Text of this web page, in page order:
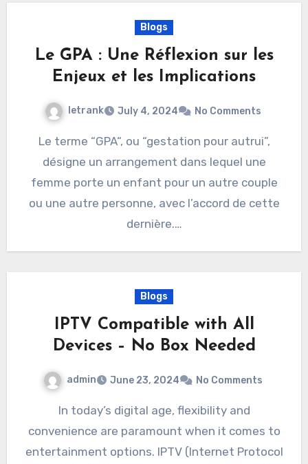
Blogs
Le GPA : Une Réflexion sur les
Enjeux et les Implications
letrank July 4, 2024 No Comments
Le terme “GPA“, ou “gestation pour autrui”,
désigne un arrangement dans lequel une
femme porte un enfant pour un autre couple
ou une autre personne, avec l’accord de cette
dernière.…
Blogs
IPTV Compatible with All
Devices – No Box Needed
admin June 23, 2024 No Comments
In today’s digital age, flexibility and
convenience are paramount when it comes to
entertainment options. IPTV (Internet Protocol